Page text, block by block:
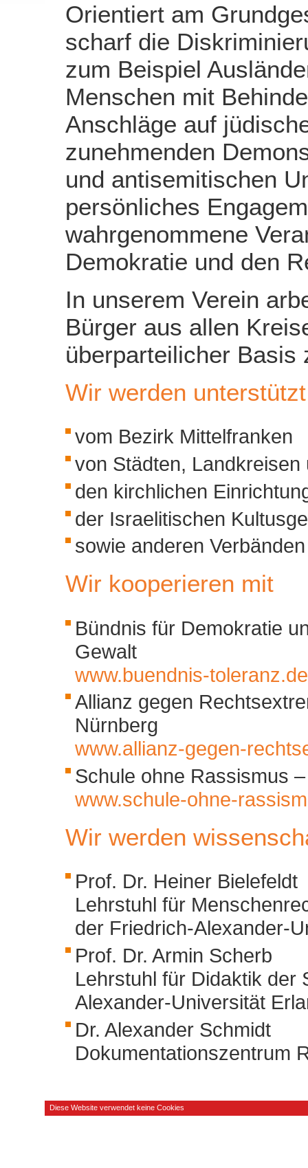
Orientiert am
scharf die
zum Beispiel
Menschen mit
Anschläge auf
zunehmenden
und antisemitischen
persönliches
wahrgenommene
Demokratie und den
In unserem Verein
Bürger aus allen
überparteilicher Basis
Wir werden unterstützt
vom Bezirk Mittelfranken
von Städten,
den kirchlichen
der Israelitischen
sowie anderen
Wir kooperieren mit
Bündnis für Demokratie
Gewalt
www.buendnis-toleranz.de
Allianz gegen
Nürnberg
www.allianz-gegen-
Schule ohne Rassismus
www.schule-ohne-
Wir werden
Prof. Dr. Heiner Bielefeldt
Lehrstuhl für
der Friedrich-Alexander-
Prof. Dr. Armin Scherb
Lehrstuhl für Didaktik der
Alexander-Universität
Dr. Alexander Schmidt
Dokumentationszentrum
Diese Website verwendet keine Cookies